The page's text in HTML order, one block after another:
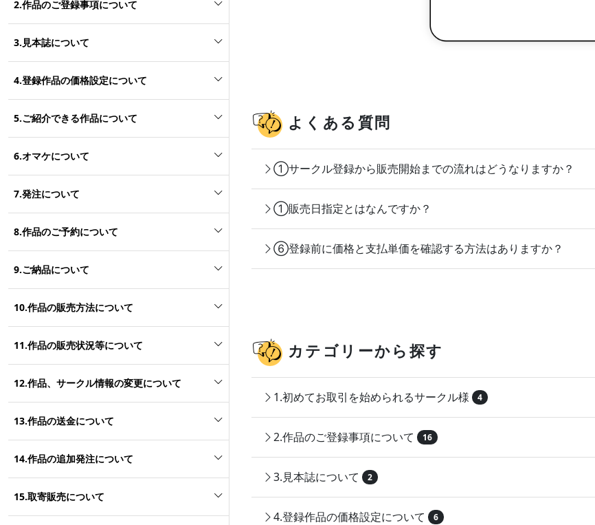
2.作品のご登録事項について
3.見本誌について
4.登録作品の価格設定について
5.ご紹介できる作品について
6.オマケについて
7.発注について
8.作品のご予約について
9.ご納品について
10.作品の販売方法について
11.作品の販売状況等について
12.作品、サークル情報の変更について
13.作品の送金について
14.作品の追加発注について
15.取寄販売について
よくある質問
①サークル登録から販売開始までの流れはどうなりますか？
①販売日指定とはなんですか？
⑥登録前に価格と支払単価を確認する方法はありますか？
カテゴリーから探す
1.初めてお取引を始められるサークル様 4
2.作品のご登録事項について 16
3.見本誌について 2
4.登録作品の価格設定について 6